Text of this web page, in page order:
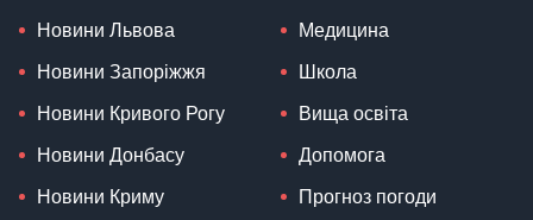
Новини Львова
Новини Запоріжжя
Новини Кривого Рогу
Новини Донбасу
Новини Криму
Медицина
Школа
Вища освіта
Допомога
Прогноз погоди